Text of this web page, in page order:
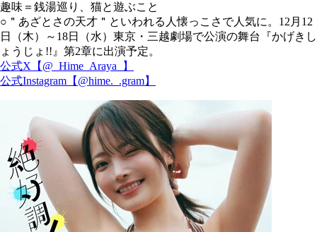
趣味＝銭湯巡り、猫と遊ぶこと
○＂あざとさの天才＂といわれる人懐っこさで人気に。12月12
日（木）～18日（水）東京・三越劇場で公演の舞台『かげきし
ょうじょ!!』第2章に出演予定。
公式X【@_Hime_Araya_】
公式Instagram【@hime._.gram】